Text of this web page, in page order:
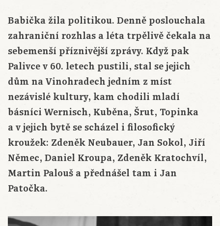
Babička žila politikou. Denně poslouchala
zahraniční rozhlas a léta trpělivě čekala na
sebemenší příznivější zprávy. Když pak
Palivce v 60. letech pustili, stal se jejich
dům na Vinohradech jedním z míst
nezávislé kultury, kam chodili mladí
básníci Wernisch, Kuběna, Šrut, Topinka
a v jejich bytě se scházel i filosofický
kroužek: Zdeněk Neubauer, Jan Sokol, Jiří
Němec, Daniel Kroupa, Zdeněk Kratochvíl,
Martin Palouš a přednášel tam i Jan
Patočka.